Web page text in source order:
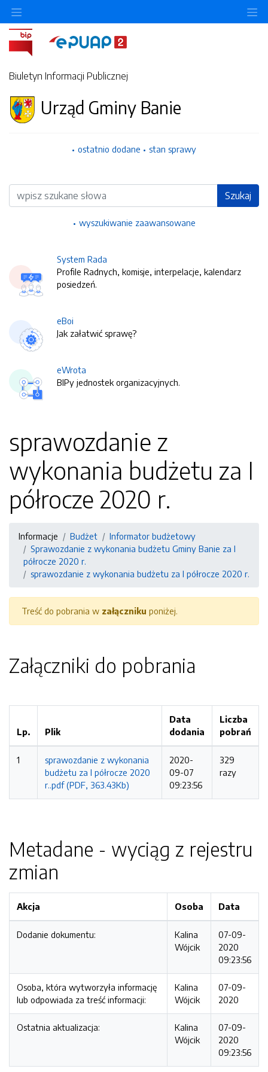
Biuletyn Informacji Publicznej
Urząd Gminy Banie
ostatnio dodane stan sprawy
Wyszukiwarka Szukaj
wyszukiwanie zaawansowane
System Rada
Profile Radnych, komisje, interpelacje, kalendarz
posiedzeń.
eBoi
Jak załatwić sprawę?
eWrota
BIPy jednostek organizacyjnych.
sprawozdanie z
wykonania budżetu za I
półrocze 2020 r.
Informacje Budżet
Informator budżetowy
Sprawozdanie z wykonania budżetu Gminy Banie za I
półrocze 2020 r.
sprawozdanie z wykonania budżetu za I półrocze 2020 r.
Treść do pobrania w załączniku poniżej.
Załączniki do pobrania
Lp. Plik
Data
dodania
Liczba
pobrań
1
sprawozdanie z wykonania
budżetu za I półrocze 2020
r..pdf (PDF, 363.43Kb)
2020-
09-07
09:23:56
329
razy
Metadane - wyciąg z rejestru
zmian
Akcja Osoba Data
Dodanie dokumentu:
Kalina
Wójcik
07-09-
2020
09:23:56
Osoba, która wytworzyła informację
lub odpowiada za treść informacji:
Kalina
Wójcik
07-09-
2020
Ostatnia aktualizacja:
Kalina
Wójcik
07-09-
2020
09:23:56